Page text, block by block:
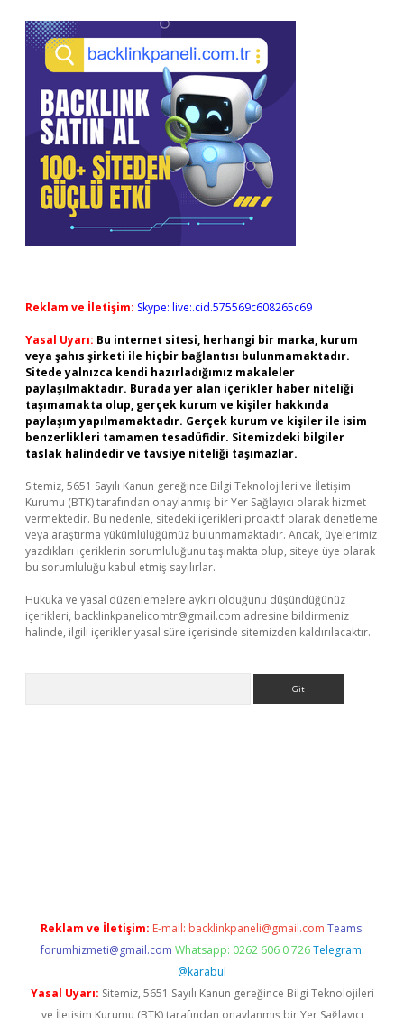
Reklam ve İletişim: Skype: live:.cid.575569c608265c69
Yasal Uyarı: Bu internet sitesi, herhangi bir marka, kurum
veya şahıs şirketi ile hiçbir bağlantısı bulunmamaktadır.
Sitede yalnızca kendi hazırladığımız makaleler
paylaşılmaktadır. Burada yer alan içerikler haber niteliği
taşımamakta olup, gerçek kurum ve kişiler hakkında
paylaşım yapılmamaktadır. Gerçek kurum ve kişiler ile isim
benzerlikleri tamamen tesadüfidir. Sitemizdeki bilgiler
taslak halindedir ve tavsiye niteliği taşımazlar.
Sitemiz, 5651 Sayılı Kanun gereğince Bilgi Teknolojileri ve İletişim
Kurumu (BTK) tarafından onaylanmış bir Yer Sağlayıcı olarak hizmet
vermektedir. Bu nedenle, sitedeki içerikleri proaktif olarak denetleme
veya araştırma yükümlülüğümüz bulunmamaktadır. Ancak, üyelerimiz
yazdıkları içeriklerin sorumluluğunu taşımakta olup, siteye üye olarak
bu sorumluluğu kabul etmiş sayılırlar.
Hukuka ve yasal düzenlemelere aykırı olduğunu düşündüğünüz
içerikleri, backlinkpanelicomtr@gmail.com adresine bildirmeniz
halinde, ilgili içerikler yasal süre içerisinde sitemizden kaldırılacaktır.
Reklam ve İletişim: E-mail: backlinkpaneli@gmail.com Teams:
forumhizmeti@gmail.com Whatsapp: 0262 606 0 726 Telegram:
@karabul
Yasal Uyarı: Sitemiz, 5651 Sayılı Kanun gereğince Bilgi Teknolojileri
ve İletişim Kurumu (BTK) tarafından onaylanmış bir Yer Sağlayıcı